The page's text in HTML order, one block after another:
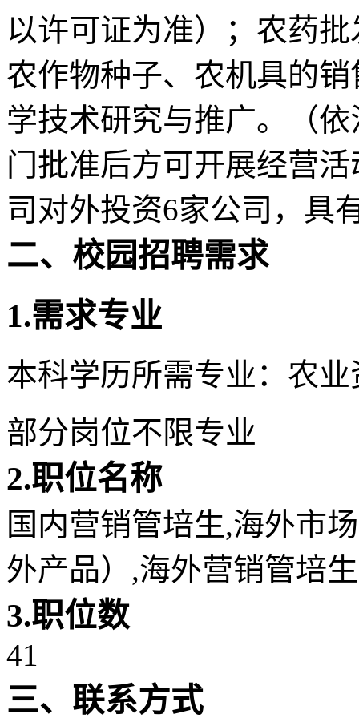
以许可证为准）；农药
农作物种子、农机具的
学技术研究与推广。（
门批准后方可开展经营
司对外投资6家公司，具
二、校园招聘需求
1.需求专业
本科学历所需专业：农
部分岗位不限专业
2.职位名称
国内营销管培生,海外市
外产品） ,海外营销管培生
3.职位数
41
三、联系方式